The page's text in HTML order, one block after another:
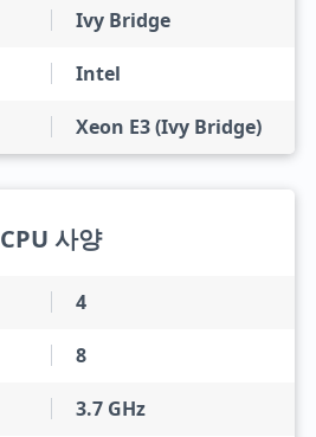
Ivy Bridge
Intel
Xeon E3 (Ivy Bridge)
CPU 사양
4
8
3.7 GHz